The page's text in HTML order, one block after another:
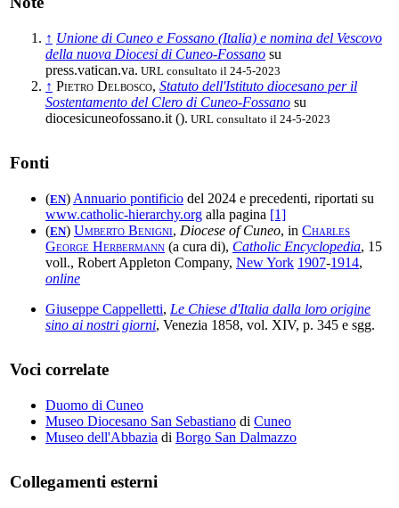
↑ Unione di Cuneo e Fossano (Italia) e nomina del Vescovo
della nuova Diocesi di Cuneo-Fossano su
press.vatican.va. URL consultato il 24-5-2023
↑ Pietro Delbosco, Statuto dell'Istituto diocesano per il
Sostentamento del Clero di Cuneo-Fossano su
diocesicuneofossano.it (). URL consultato il 24-5-2023
Fonti
(EN) Annuario pontificio del 2024 e precedenti, riportati su
www.catholic-hierarchy.org alla pagina [1]
(EN) Umberto Benigni, Diocese of Cuneo, in Charles
George Herbermann (a cura di), Catholic Encyclopedia, 15
voll., Robert Appleton Company, New York 1907-1914,
online
Giuseppe Cappelletti, Le Chiese d'Italia dalla loro origine
sino ai nostri giorni, Venezia 1858, vol. XIV, p. 345 e sgg.
Voci correlate
Duomo di Cuneo
Museo Diocesano San Sebastiano di Cuneo
Museo dell'Abbazia di Borgo San Dalmazzo
Collegamenti esterni